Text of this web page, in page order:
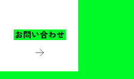
お問い合わせ